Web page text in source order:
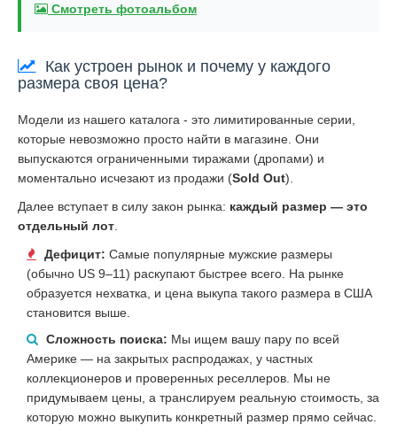
Смотреть фотоальбом
Как устроен рынок и почему у каждого
размера своя цена?
Модели из нашего каталога - это лимитированные серии,
которые невозможно просто найти в магазине. Они
выпускаются ограниченными тиражами (дропами) и
моментально исчезают из продажи (Sold Out).
Далее вступает в силу закон рынка: каждый размер — это
отдельный лот
Дефицит: Самые популярные мужские размеры
(обычно US 9–11) раскупают быстрее всего. На рынке
образуется нехватка, и цена выкупа такого размера в США
становится выше.
Сложность поиска: Мы ищем вашу пару по всей
Америке — на закрытых распродажах, у частных
коллекционеров и проверенных реселлеров. Мы не
придумываем цены, а транслируем реальную стоимость, за
которую можно выкупить конкретный размер прямо сейчас.